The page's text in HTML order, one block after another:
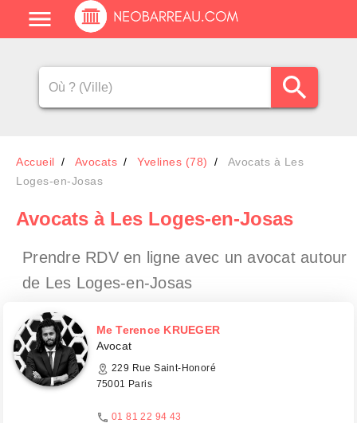
Accueil Avocats Yvelines (78)
Avocats à Les
Loges-en-Josas
Avocats à Les Loges-en-Josas
Prendre RDV en ligne avec un avocat autour
de Les Loges-en-Josas
Me Terence KRUEGER
Avocat
229 Rue Saint-Honoré
75001 Paris
01 81 22 94 43